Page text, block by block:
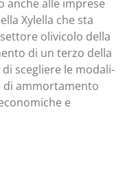
anche alle impre­se
Xylel­la che sta
oli­vi­co­lo del­la
di un ter­zo del­la
sce­glie­re le moda­li­
di ammor­ta­men­to
e